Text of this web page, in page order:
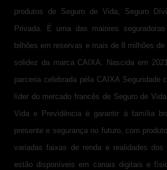
produtos de Seguro de Vida, Seguro
Privada. É uma das maiores
bilhões em reservas e mais de 8 milhões
solidez da marca CAIXA. Nascida em
parceria celebrada pela CAIXA Seguridade
líder do mercado francês de Seguro de
Vida e Previdência é garantir à família
presente e segurança no futuro, com
variadas faixas de renda e realidades
estão disponíveis em canais digitais e